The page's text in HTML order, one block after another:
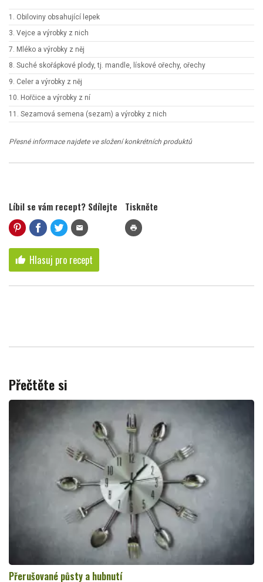
1. Obiloviny obsahující lepek
3. Vejce a výrobky z nich
7. Mléko a výrobky z něj
8. Suché skořápkové plody, tj. mandle, lískové ořechy, ořechy
9. Celer a výrobky z něj
10. Hořčice a výrobky z ní
11. Sezamová semena (sezam) a výrobky z nich
Přesné informace najdete ve složení konkrétních produktů
Líbil se vám recept? Sdílejte
mail
Tiskněte
print
thumb_up Hlasuj pro recept
Přečtěte si
Přerušované půsty a hubnutí